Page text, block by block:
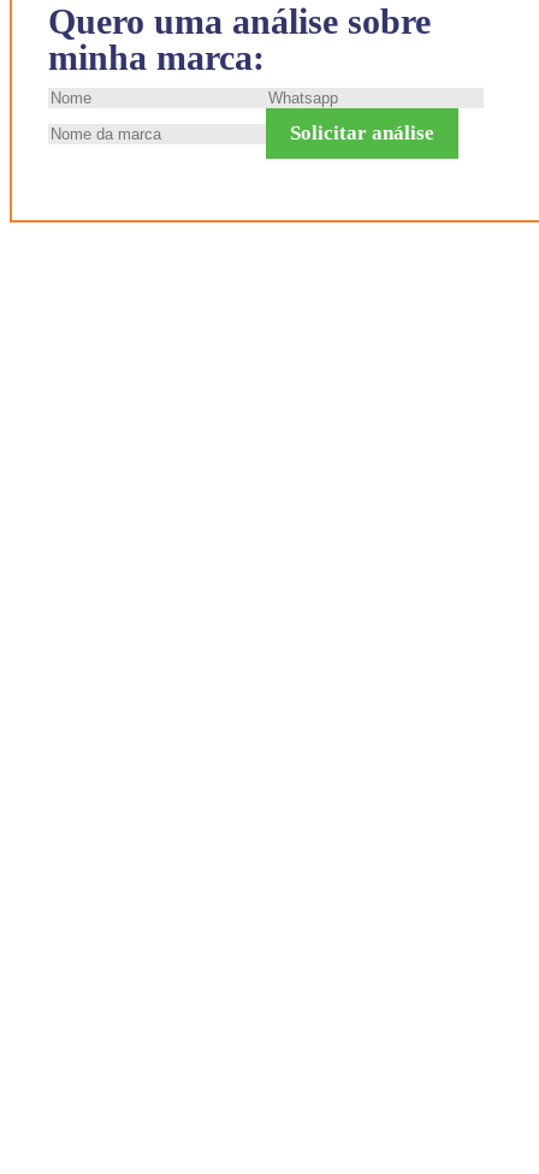
Quero uma análise sobre
minha marca:
Solicitar análise